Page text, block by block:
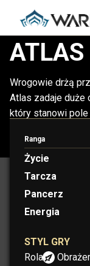
ATLAS
Wrogowie drżą
Atlas zadaje duże
który stanowi pole
Ranga
Życie
Tarcza
Pancerz
Energia
STYL GRY
Rola: